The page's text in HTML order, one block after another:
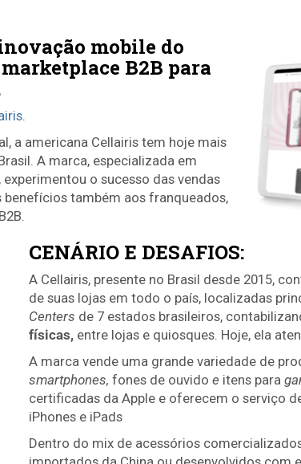
mobile do
B2B para
.
a americana Cellairis tem hoje mais
A marca, especializada em
, experimentou o sucesso das vendas
benefícios também aos franqueados,
CENÁRIO E DESAFIOS:
A Cellairis, presente no Brasil desde 2015,
de suas lojas em todo o país, localizadas
Centers de 7 estados brasileiros,
físicas, entre lojas e quiosques. Hoje, ela
A marca vende uma grande variedade de
smartphones, fones de ouvido e itens para
certificadas da Apple e oferecem o serviço
iPhones e iPads
Dentro do mix de acessórios